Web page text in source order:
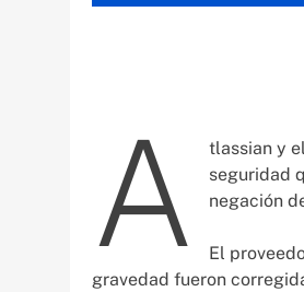
A
tlassian y
seguridad
negación
El
gravedad fueron